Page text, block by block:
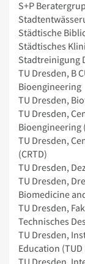
S+P
Städtische
Städtisches
Stadtreinigung
TU Dresden, B
Bioengineering
TU Dresden,
TU Dresden,
Bioengineering
TU Dresden,
(CRTD)
TU Dresden,
TU Dresden,
Biomedicine
TU Dresden,
Technisches
TU Dresden,
Education (TUD